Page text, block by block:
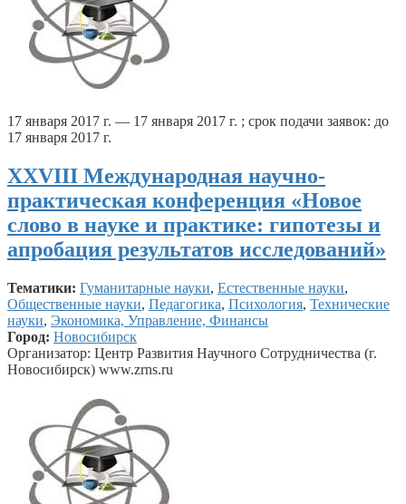
17 января 2017 г. — 17 января 2017 г. ; срок подачи заявок: до
17 января 2017 г.
XXVIII Международная научно-
практическая конференция «Новое
слово в науке и практике: гипотезы и
апробация результатов исследований»
Тематики: Гуманитарные науки, Естественные науки,
Общественные науки, Педагогика, Психология, Технические
науки, Экономика, Управление, Финансы
Город: Новосибирск
Организатор: Центр Развития Научного Сотрудничества (г.
Новосибирск) www.zrns.ru